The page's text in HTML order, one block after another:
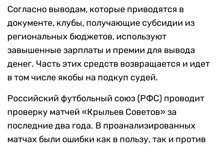
Согласно выводам, которые приводятся в
документе, клубы, получающие субсидии из
региональных бюджетов, используют
завышенные зарплаты и премии для вывода
денег. Часть этих средств возвращается и идет
в том числе якобы на подкуп судей.
Российский футбольный союз (РФС) проводит
проверку матчей «Крыльев Советов» за
последние два года. В проанализированных
матчах были ошибки как в пользу, так и против